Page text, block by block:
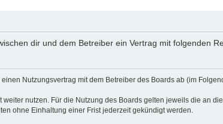
dir und dem Betreiber ein Vertrag mit folgenden
Nutzungsvertrag mit dem Betreiber des Boards ab (im
nutzen. Für die Nutzung des Boards gelten jeweils die an
ohne Einhaltung einer Frist jederzeit gekündigt werden.